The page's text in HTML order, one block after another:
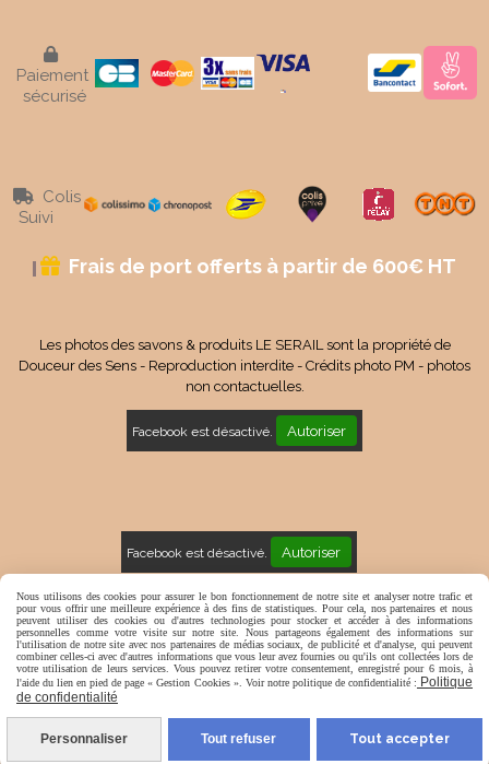

Paiement
sécurisé

Colis
Suivi
 Frais de port offerts à partir de 600€ HT
Les photos des savons & produits LE SERAIL sont la propriété de
Douceur des Sens - Reproduction interdite - Crédits photo PM - photos
non contactuelles.
Facebook est désactivé. Autoriser
Facebook est désactivé. Autoriser
Mentions Légales Conditions générales de vente
Politique de confidentialité Gestion cookies Mon Compte
Nous utilisons des cookies pour assurer le bon fonctionnement de notre site et analyser notre trafic et
pour vous offrir une meilleure expérience à des fins de statistiques. Pour cela, nos partenaires et nous
peuvent utiliser des cookies ou d'autres technologies pour stocker et accéder à des informations
personnelles comme votre visite sur notre site. Nous partageons également des informations sur
l'utilisation de notre site avec nos partenaires de médias sociaux, de publicité et d'analyse, qui peuvent
combiner celles-ci avec d'autres informations que vous leur avez fournies ou qu'ils ont collectées lors de
votre utilisation de leurs services. Vous pouvez retirer votre consentement, enregistré pour 6 mois, à
l'aide du lien en pied de page « Gestion Cookies ». Voir notre politique de confidentialité : Politique
de confidentialité
Personnaliser Tout refuser Tout accepter